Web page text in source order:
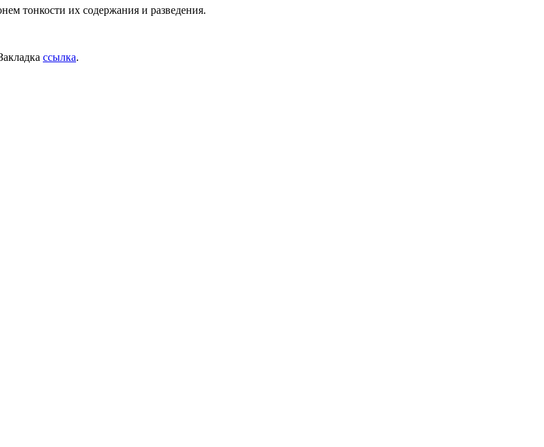
тонкости их содержания и разведения.
ссылка.